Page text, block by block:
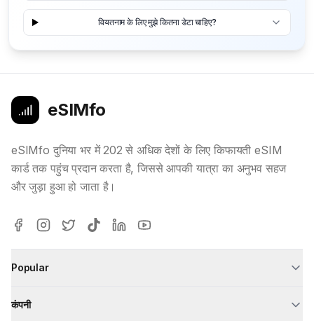
वियतनाम के लिए मुझे कितना डेटा चाहिए?
eSIMfo
eSIMfo दुनिया भर में 202 से अधिक देशों के लिए किफायती eSIM
कार्ड तक पहुंच प्रदान करता है, जिससे आपकी यात्रा का अनुभव सहज
और जुड़ा हुआ हो जाता है।
Popular
कंपनी